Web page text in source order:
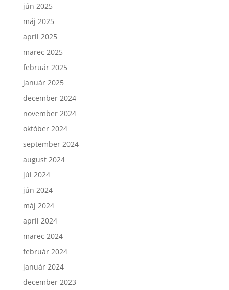
jún 2025
máj 2025
apríl 2025
marec 2025
február 2025
január 2025
december 2024
november 2024
október 2024
september 2024
august 2024
júl 2024
jún 2024
máj 2024
apríl 2024
marec 2024
február 2024
január 2024
december 2023